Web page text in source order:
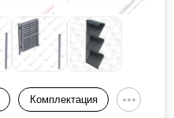
Комплектация